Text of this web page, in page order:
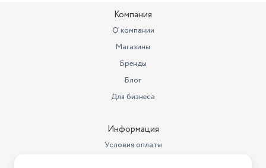
Компания
О компании
Магазины
Бренды
Блог
Для бизнеса
Информация
Условия оплаты